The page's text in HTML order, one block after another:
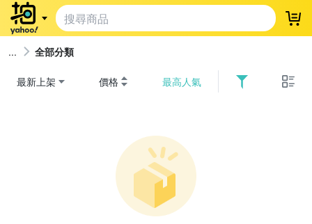
登
全部分類
最新上架 價格 最高人氣